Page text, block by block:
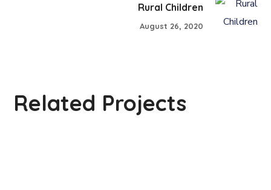
Rural Children
August 26, 2020
Related Projects
#CHARITY
#DONATION